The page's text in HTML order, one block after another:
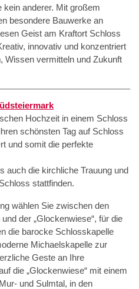
kein anderer. Mit großem
besondere Bauwerke an
Geist am Kraftort Schloss
innovativ und konzentriert
Wissen vermitteln und Zukunft
Hochzeit in einem Schloss
schönsten Tag auf Schloss
und somit die perfekte
auch die kirchliche Trauung und
stattfinden.
wählen Sie zwischen den
der „Glockenwiese“, für die
die barocke Schlosskapelle
Michaelskapelle zur
Geste an Ihre
die „Glockenwiese“ mit einem
und Sulmtal, in den